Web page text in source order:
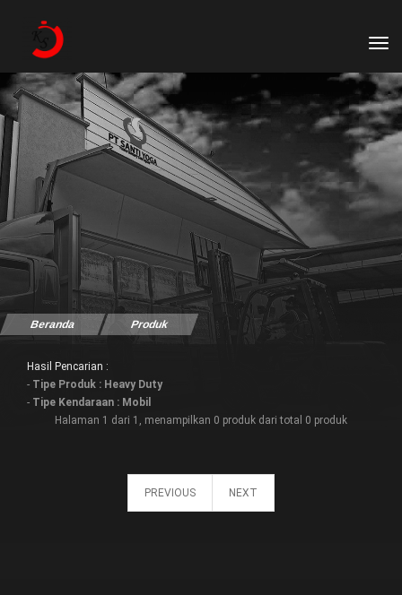
Beranda Produk
Hasil Pencarian :
- Tipe Produk : Heavy Duty
- Tipe Kendaraan : Mobil
Halaman 1 dari 1, menampilkan 0 produk dari total 0 produk
PREVIOUS NEXT